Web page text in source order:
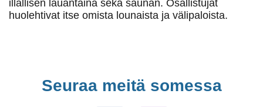
illallisen lauantaina sekä saunan. Osallistujat
huolehtivat itse omista lounaista ja välipaloista.
Seuraa meitä somessa